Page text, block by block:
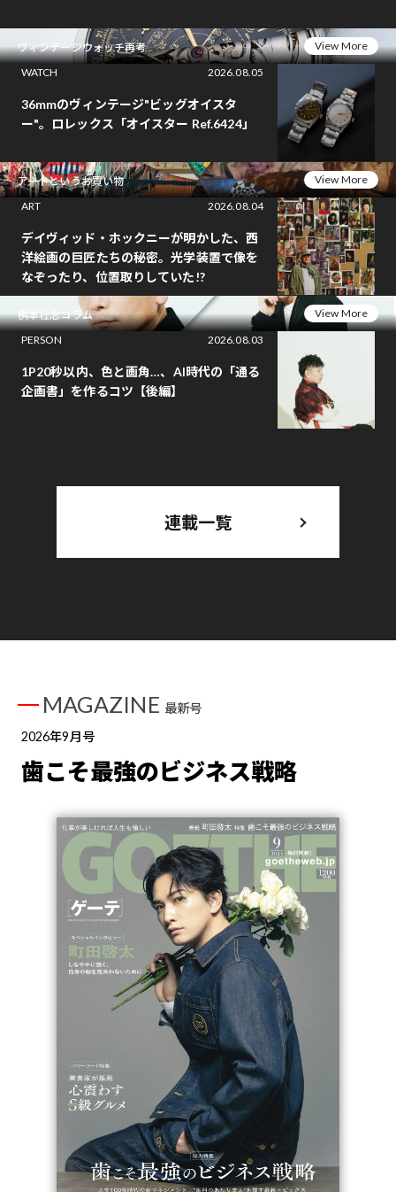
ヴィンテージウォッチ再考
View More
WATCH
2026.08.05
36mmのヴィンテージ"ビッグオイスタ
ー"。ロレックス「オイスター Ref.6424」
アートというお買い物
View More
ART
2026.08.04
デイヴィッド・ホックニーが明かした、西
洋絵画の巨匠たちの秘密。光学装置で像を
なぞったり、位置取りしていた!?
桝本壮志コラム
View More
PERSON
2026.08.03
1P20秒以内、色と画角…、AI時代の「通る
企画書」を作るコツ【後編】
連載一覧
MAGAZINE 最新号
2026年9月号
歯こそ最強のビジネス戦略